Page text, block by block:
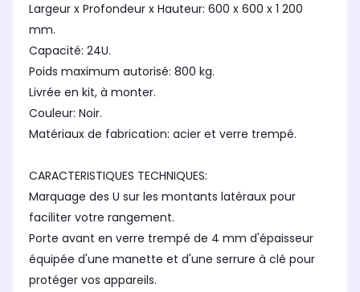
Largeur x Profondeur x Hauteur: 600 x 600 x 1 200
mm.
Capacité: 24U.
Poids maximum autorisé: 800 kg.
Livrée en kit, à monter.
Couleur: Noir.
Matériaux de fabrication: acier et verre trempé.
CARACTERISTIQUES TECHNIQUES:
Marquage des U sur les montants latéraux pour
faciliter votre rangement.
Porte avant en verre trempé de 4 mm d'épaisseur
équipée d'une manette et d'une serrure à clé pour
protéger vos appareils.